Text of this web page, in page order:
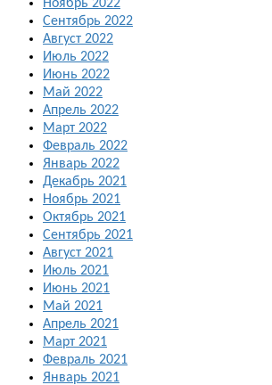
Ноябрь 2022
Сентябрь 2022
Август 2022
Июль 2022
Июнь 2022
Май 2022
Апрель 2022
Март 2022
Февраль 2022
Январь 2022
Декабрь 2021
Ноябрь 2021
Октябрь 2021
Сентябрь 2021
Август 2021
Июль 2021
Июнь 2021
Май 2021
Апрель 2021
Март 2021
Февраль 2021
Январь 2021